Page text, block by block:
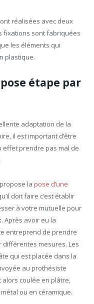
réalisées avec deux
fixations sont fabriquées
les éléments qui
plastique.
étape par
adaptation de la
il est important d’être
effet prendre pas mal de
la pose d’une
doit faire c’est établir
à votre mutuelle pour
. Après avoir eu la
entreprend de prendre
mesures. Les
qui est placée dans la
au prothésiste
alors coulée en plâtre,
ou en céramique.